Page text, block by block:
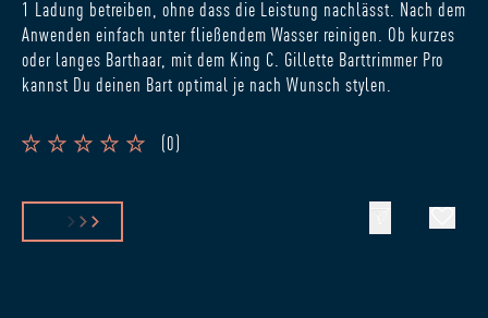
1 Ladung betreiben, ohne dass die Leistung nachlässt. Nach dem
Anwenden einfach unter fließendem Wasser reinigen. Ob kurzes
oder langes Barthaar, mit dem King C. Gillette Barttrimmer Pro
kannst Du deinen Bart optimal je nach Wunsch stylen.
(0)